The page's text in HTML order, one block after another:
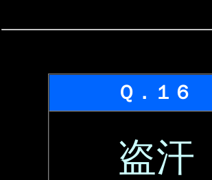
Ｑ．１６
盗汗